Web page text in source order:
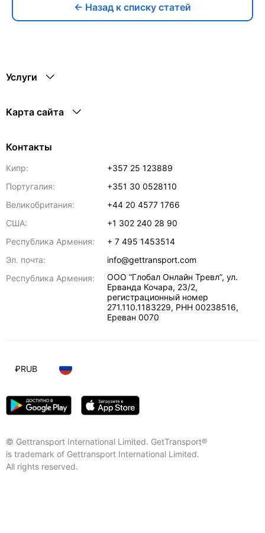
← Назад к списку статей
Услуги
Карта сайта
Контакты
Кипр:
+357 25 123889
Португалия:
+351 30 0528110
Великобритания:
+44 20 4577 1766
США:
+1 302 240 28 90
Республика Армения:
+ 7 495 1453514
Эл. почта:
info@gettransport.com
Республика Армения:
ООО “Глобал Онлайн Тревл”, ул.
Ерванда Кочара, 23/2,
регистрационный номер
271.110.1183229, РНН 00238516,
Ереван 0070
© Gettransport International Limited. GetTransport®
is trademark of Gettransport International Limited.
All rights reserved.
₽RUB